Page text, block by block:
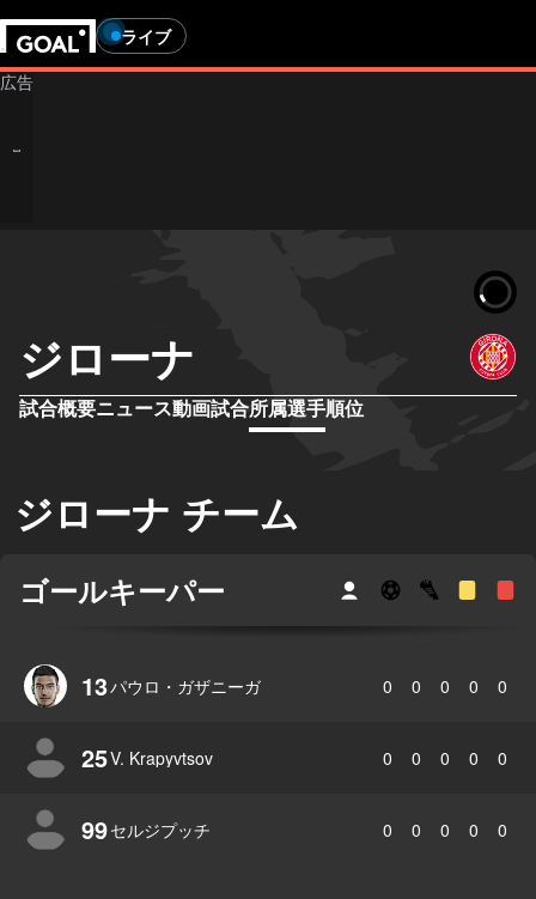
ライブ
ジローナ
試合概要ニュース動画試合所属選手順位
ジローナ チーム
ゴールキーパー
13パウロ・ガザニーガ 0 0 0 0 0
25V. Krapyvtsov 0 0 0 0 0
99セルジプッチ 0 0 0 0 0